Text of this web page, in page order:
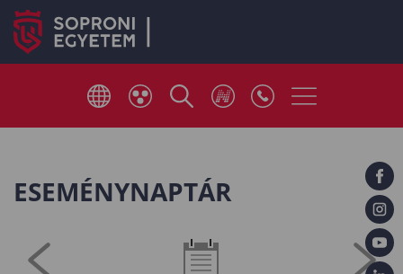
ESEMÉNYNAPTÁR